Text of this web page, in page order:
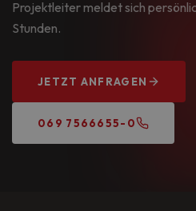
Projektleiter meldet sich
Stunden.
JETZT ANFRAGEN
069 7566655-0